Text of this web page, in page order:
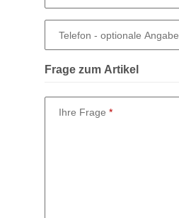
Telefon - optionale Angabe
Frage zum Artikel
Ihre Frage